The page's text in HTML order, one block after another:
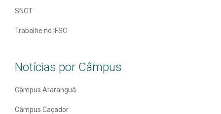
SNCT
Trabalhe no IFSC
Notícias por Câmpus
Câmpus Araranguá
Câmpus Caçador